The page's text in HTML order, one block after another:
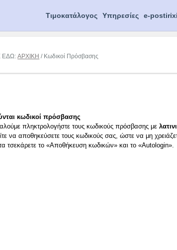
Τιμοκατάλογος Υπηρεσίες e-
ΕΔΩ:ΑΡΧΙΚΗ / Κωδικοί Πρόσβασης
κωδικοί πρόσβασης
πληκτρολογήστε τους κωδικούς πρόσβασης με
να αποθηκεύσετε τους κωδικούς σας, ώστε να μη
τσεκάρετε το «Αποθήκευση κωδικών» και το «Autologin».